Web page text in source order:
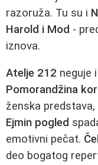
razoruža. Tu su i
Harold i Mod -
iznova.
Atelje 212 neguje
Pomorandžina
ženska predstava,
Ejmin pogled
emotivni pečat.
deo bogatog